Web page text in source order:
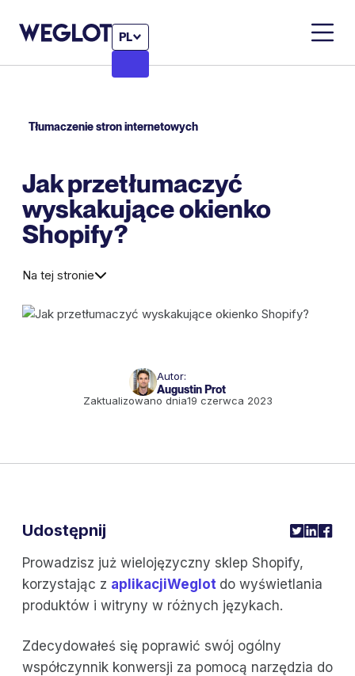
PL
Tłumaczenie stron internetowych
Jak przetłumaczyć
wyskakujące okienko
Shopify?
Na tej stronie
Autor:
Augustin Prot
Zaktualizowano dnia19 czerwca 2023
Prowadzisz już wielojęzyczny sklep Shopify,
korzystając z aplikacjiWeglot do wyświetlania
produktów i witryny w różnych językach.
Zdecydowałeś się poprawić swój ogólny
współczynnik konwersji za pomocą narzędzia do
Udostępnij